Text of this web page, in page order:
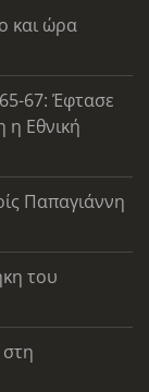
και ώρα
67: Έφτασε
η Εθνική
Παπαγιάννη
του